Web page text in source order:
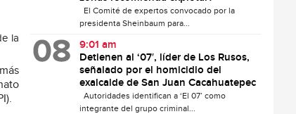
la
El Comité de expertos convocado por la
presidenta Sheinbaum para...
9:01 am
Detienen al ‘07′, líder de Los Rusos,
señalado por el homicidio del
exalcalde de San Juan Cacahuatepec
Autoridades identifican a ‘El 07’ como
integrante del grupo criminal...